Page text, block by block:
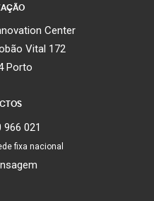
Center
Vital 172
Porto
021
fixa nacional